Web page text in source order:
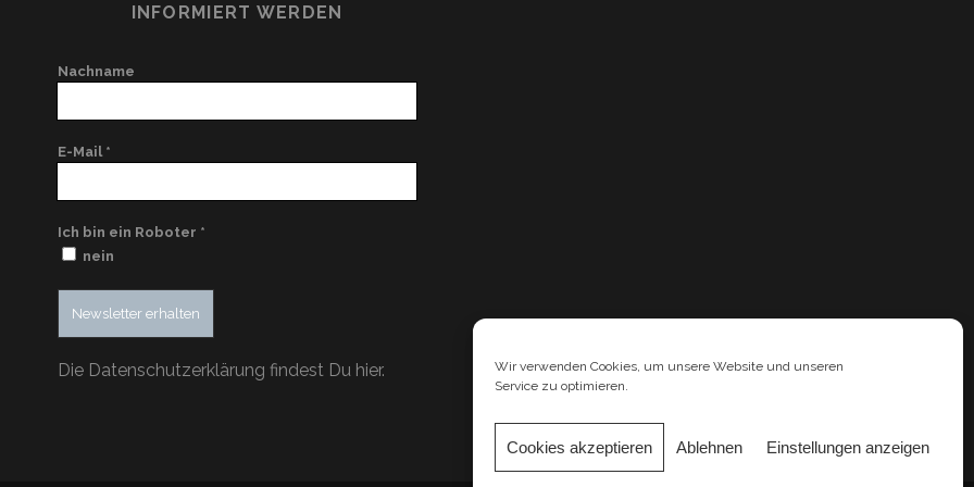
Wir verwenden Cookies, um unsere Website und unseren
Service zu optimieren.
Cookies akzeptieren Ablehnen Einstellungen anzeigen
INFORMIERT WERDEN
Nachname
E-Mail *
Ich bin ein Roboter *
nein
Die Datenschutzerklärung findest Du hier.